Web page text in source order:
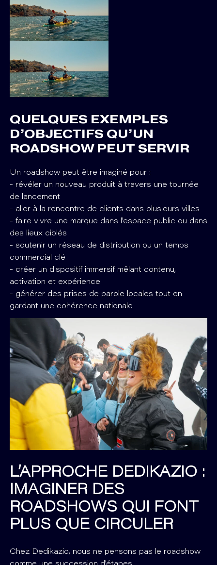
QUELQUES EXEMPLES
D’OBJECTIFS QU’UN
ROADSHOW PEUT SERVIR
Un roadshow peut être imaginé pour :
- révéler un nouveau produit à travers une tournée
de lancement
- aller à la rencontre de clients dans plusieurs villes
- faire vivre une marque dans l’espace public ou dans
des lieux ciblés
- soutenir un réseau de distribution ou un temps
commercial clé
- créer un dispositif immersif mêlant contenu,
activation et expérience
- générer des prises de parole locales tout en
gardant une cohérence nationale
L’APPROCHE DEDIKAZIO :
IMAGINER DES
ROADSHOWS QUI FONT
PLUS QUE CIRCULER
Chez Dedikazio, nous ne pensons pas le roadshow